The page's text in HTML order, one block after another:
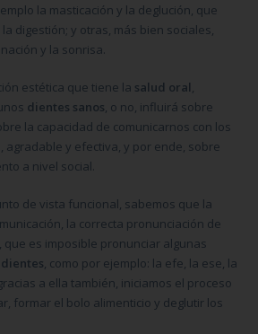
la masticación y la deglución, que
digestión; y otras, más bien sociales,
y la sonrisa.
estética que tiene la salud oral,
dientes sanos, o no, influirá sobre
la capacidad de comunicarnos con los
agradable y efectiva, y por ende, sobre
a nivel social.
de vista funcional, sabemos que la
la correcta pronunciación de
es imposible pronunciar algunas
dientes, como por ejemplo: la efe, la ese, la
a ella también, iniciamos el proceso
formar el bolo alimenticio y deglutir los